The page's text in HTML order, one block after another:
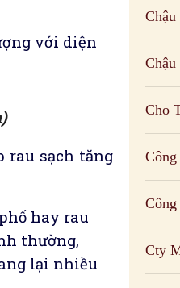
với diện
rau sạch tăng
hay rau
thường,
lại nhiều
Cho
Cty